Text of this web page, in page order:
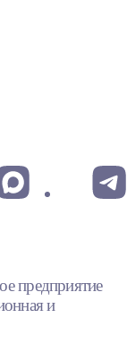
предприятие
и